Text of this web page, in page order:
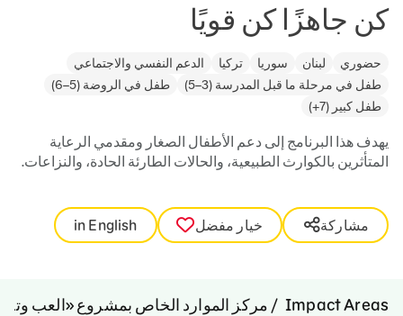
كن جاهزًا كن قويًا
حضوري لبنان سوريا تركيا
الدعم النفسي والاجتماعي
طفل في مرحلة ما قبل المدرسة (3–5)
طفل في الروضة (5–6)
طفل كبير (7+)
يهدف هذا البرنامج إلى دعم الأطفال الصغار ومقدمي الرعاية
المتأثرين بالكوارث الطبيعية، والحالات الطارئة الحادة، والنزاعات.
مشاركة خيار مفضل in English
Impact Areas مركز الموارد الخاص بمشروع «العب